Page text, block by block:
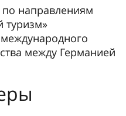
направлениям
туризм»
между Германией